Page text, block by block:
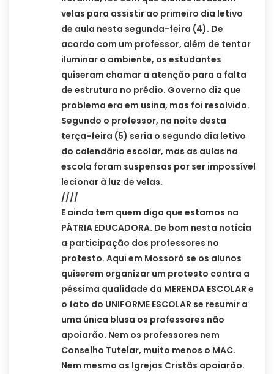
velas para assistir ao primeiro dia letivo
de aula nesta segunda-feira (4). De
acordo com um professor, além de tentar
iluminar o ambiente, os estudantes
quiseram chamar a atenção para a falta
de estrutura no prédio. Governo diz que
problema era em usina, mas foi resolvido.
Segundo o professor, na noite desta
terça-feira (5) seria o segundo dia letivo
do calendário escolar, mas as aulas na
escola foram suspensas por ser impossível
lecionar à luz de velas.
////
E ainda tem quem diga que estamos na
PÁTRIA EDUCADORA. De bom nesta notícia
a participação dos professores no
protesto. Aqui em Mossoró se os alunos
quiserem organizar um protesto contra a
péssima qualidade da MERENDA ESCOLAR e
o fato do UNIFORME ESCOLAR se resumir a
uma única blusa os professores não
apoiarão. Nem os professores nem
Conselho Tutelar, muito menos o MAC.
Nem mesmo as Igrejas Cristãs apoiarão.